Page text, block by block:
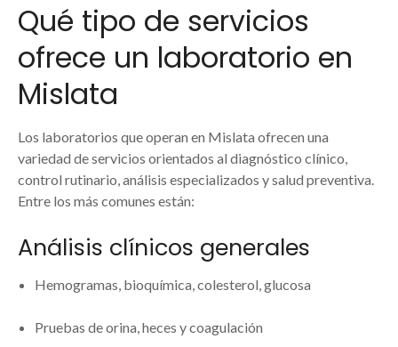
Qué tipo de servicios
ofrece un laboratorio en
Mislata
Los laboratorios que operan en Mislata ofrecen una
variedad de servicios orientados al diagnóstico clínico,
control rutinario, análisis especializados y salud preventiva.
Entre los más comunes están:
Análisis clínicos generales
Hemogramas, bioquímica, colesterol, glucosa
Pruebas de orina, heces y coagulación